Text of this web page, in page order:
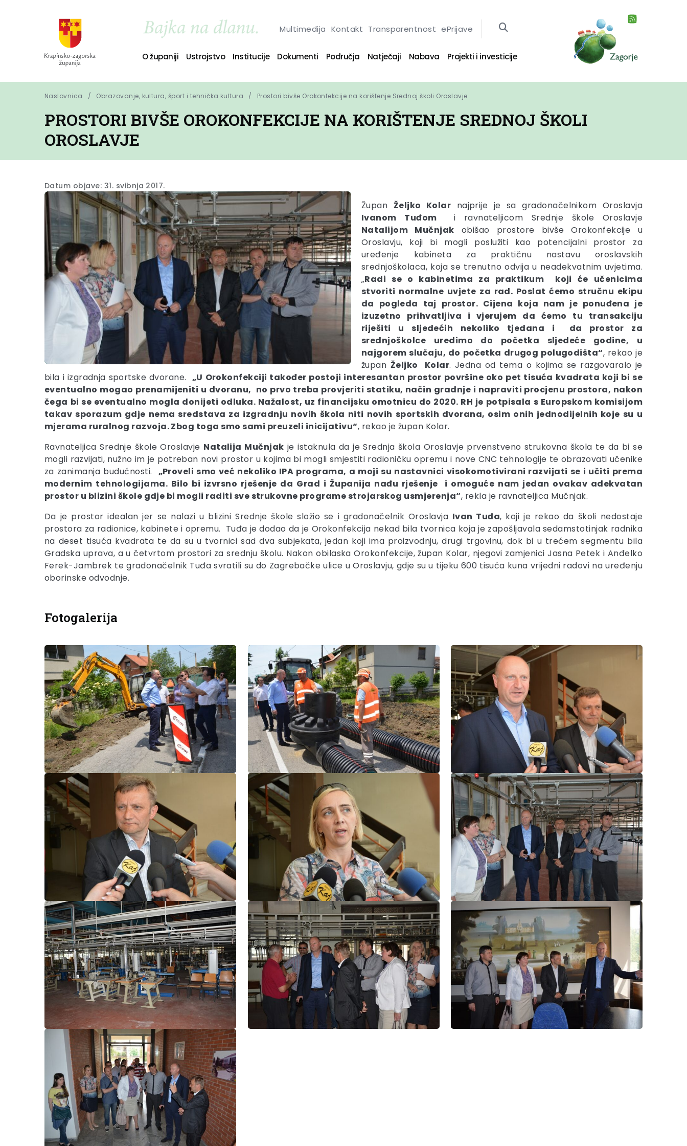
Multimedija Kontakt Transparentnost ePrijave
O županiji Ustrojstvo Institucije Dokumenti Područja Natječaji Nabava Projekti i investicije
Naslovnica Obrazovanje, kultura, šport i tehnička kultura Prostori bivše Orokonfekcije na korištenje Srednoj školi Oroslavje
PROSTORI BIVŠE OROKONFEKCIJE NA KORIŠTENJE SREDNOJ ŠKOLI
OROSLAVJE
Datum objave: 31. svibnja 2017.
Župan Željko Kolar najprije je sa gradonačelnikom Oroslavja
Ivanom Tuđom i ravnateljicom Srednje škole Oroslavje
Natalijom Mučnjak obišao prostore bivše Orokonfekcije u
Oroslavju, koji bi mogli poslužiti kao potencijalni prostor za
uređenje kabineta za praktičnu nastavu oroslavskih
srednjoškolaca, koja se trenutno odvija u neadekvatnim uvjetima.
„Radi se o kabinetima za praktikum koji će učenicima
stvoriti normalne uvjete za rad. Poslat ćemo stručnu ekipu
da pogleda taj prostor. Cijena koja nam je ponuđena je
izuzetno prihvatljiva i vjerujem da ćemo tu transakciju
riješiti u sljedećih nekoliko tjedana i da prostor za
srednjoškolce uredimo do početka sljedeće godine, u
najgorem slučaju, do početka drugog polugodišta“, rekao je
župan Željko Kolar. Jedna od tema o kojima se razgovaralo je
bila i izgradnja sportske dvorane. „U Orokonfekciji također postoji interesantan prostor površine oko pet tisuća kvadrata koji bi se
eventualno mogao prenamijeniti u dvoranu, no prvo treba provjeriti statiku, način gradnje i napraviti procjenu prostora, nakon
čega bi se eventualno mogla donijeti odluka. Nažalost, uz financijsku omotnicu do 2020. RH je potpisala s Europskom komisijom
takav sporazum gdje nema sredstava za izgradnju novih škola niti novih sportskih dvorana, osim onih jednodijelnih koje su u
mjerama ruralnog razvoja. Zbog toga smo sami preuzeli inicijativu“, rekao je župan Kolar.
Ravnateljica Srednje škole Oroslavje Natalija Mučnjak je istaknula da je Srednja škola Oroslavje prvenstveno strukovna škola te da bi se
mogli razvijati, nužno im je potreban novi prostor u kojima bi mogli smjestiti radioničku opremu i nove CNC tehnologije te obrazovati učenike
za zanimanja budućnosti. „Proveli smo već nekoliko IPA programa, a moji su nastavnici visokomotivirani razvijati se i učiti prema
modernim tehnologijama. Bilo bi izvrsno rješenje da Grad i Županija nađu rješenje i omoguće nam jedan ovakav adekvatan
prostor u blizini škole gdje bi mogli raditi sve strukovne programe strojarskog usmjerenja“, rekla je ravnateljica Mučnjak.
Da je prostor idealan jer se nalazi u blizini Srednje škole složio se i gradonačelnik Oroslavja Ivan Tuđa, koji je rekao da školi nedostaje
prostora za radionice, kabinete i opremu. Tuđa je dodao da je Orokonfekcija nekad bila tvornica koja je zapošljavala sedamstotinjak radnika
na deset tisuća kvadrata te da su u tvornici sad dva subjekata, jedan koji ima proizvodnju, drugi trgovinu, dok bi u trećem segmentu bila
Gradska uprava, a u četvrtom prostori za srednju školu. Nakon obilaska Orokonfekcije, župan Kolar, njegovi zamjenici Jasna Petek i Anđelko
Ferek-Jambrek te gradonačelnik Tuđa svratili su do Zagrebačke ulice u Oroslavju, gdje su u tijeku 600 tisuća kuna vrijedni radovi na uređenju
oborinske odvodnje.
Fotogalerija